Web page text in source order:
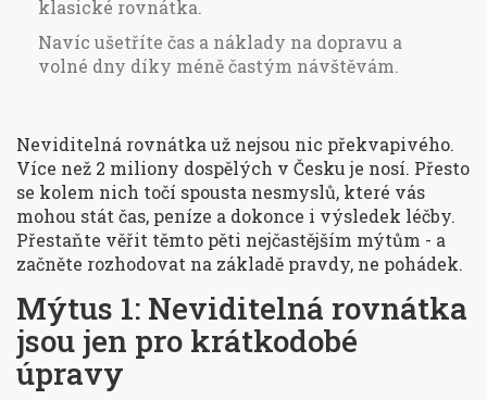
klasické rovnátka.
Navíc ušetříte čas a náklady na dopravu a
volné dny díky méně častým návštěvám.
Neviditelná rovnátka už nejsou nic překvapivého.
Více než 2 miliony dospělých v Česku je nosí. Přesto
se kolem nich točí spousta nesmyslů, které vás
mohou stát čas, peníze a dokonce i výsledek léčby.
Přestaňte věřit těmto pěti nejčastějším mýtům - a
začněte rozhodovat na základě pravdy, ne pohádek.
Mýtus 1: Neviditelná rovnátka
jsou jen pro krátkodobé
úpravy